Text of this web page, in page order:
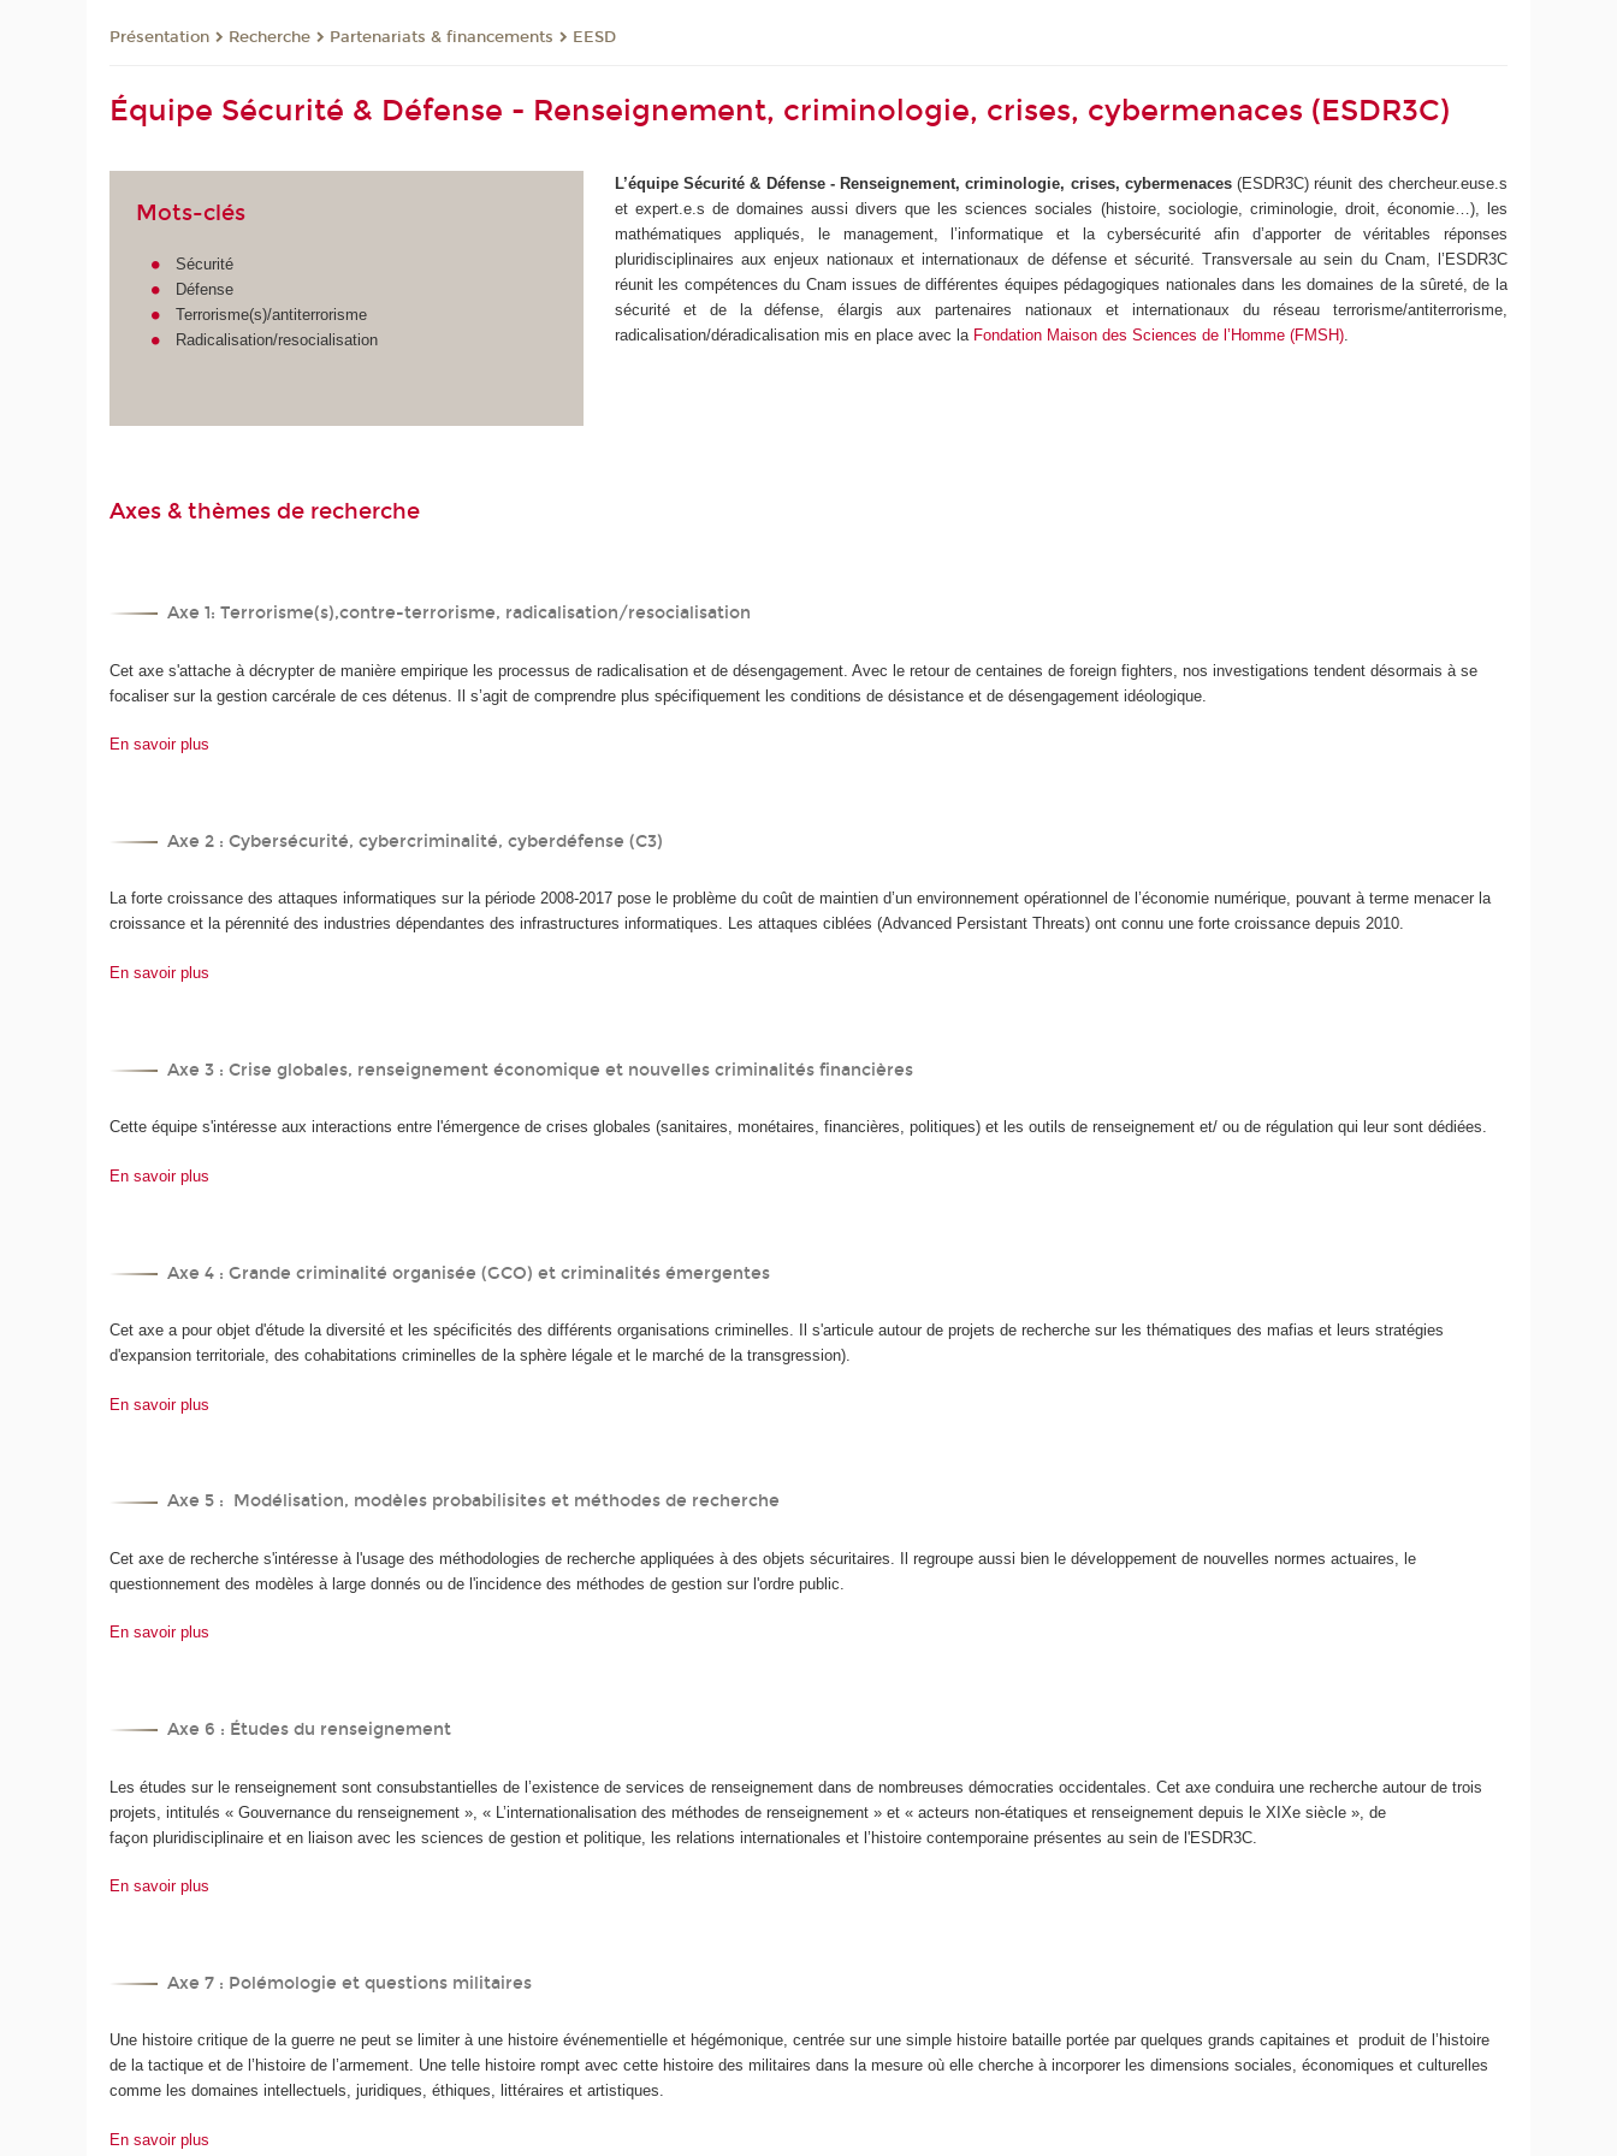
Présentation Recherche Partenariats & financements EESD
Équipe Sécurité & Défense - Renseignement, criminologie, crises, cybermenaces (ESDR3C)
Mots-clés
Sécurité
Défense
Terrorisme(s)/antiterrorisme
Radicalisation/resocialisation
L’équipe Sécurité & Défense - Renseignement, criminologie, crises, cybermenaces(ESDR3C) réunit des chercheur.euse.s
et expert.e.s de domaines aussi divers que les sciences sociales (histoire, sociologie, criminologie, droit, économie…), les
mathématiques appliqués, le management, l’informatique et la cybersécurité afin d’apporter de véritables réponses
pluridisciplinaires aux enjeux nationaux et internationaux de défense et sécurité. Transversale au sein du Cnam, l’ESDR3C
réunit les compétences du Cnam issues de différentes équipes pédagogiques nationales dans les domaines de la sûreté, de la
sécurité et de la défense, élargis aux partenaires nationaux et internationaux du réseau terrorisme/antiterrorisme,
radicalisation/déradicalisation mis en place avec la Fondation Maison des Sciences de l’Homme (FMSH).
Axes & thèmes de recherche
Axe 1: Terrorisme(s),contre-terrorisme, radicalisation/resocialisation
Cet axe s'attache à décrypter de manière empirique les processus de radicalisation et de désengagement. Avec le retour de centaines de foreign fighters, nos investigations tendent désormais à se
focaliser sur la gestion carcérale de ces détenus. Il s’agit de comprendre plus spécifiquement les conditions de désistance et de désengagement idéologique.
En savoir plus
Axe 2 : Cybersécurité, cybercriminalité, cyberdéfense (C3)
La forte croissance des attaques informatiques sur la période 2008-2017 pose le problème du coût de maintien d’un environnement opérationnel de l’économie numérique, pouvant à terme menacer la
croissance et la pérennité des industries dépendantes des infrastructures informatiques. Les attaques ciblées (Advanced Persistant Threats) ont connu une forte croissance depuis 2010.
En savoir plus
Axe 3 : Crise globales, renseignement économique et nouvelles criminalités financières
Cette équipe s'intéresse aux interactions entre l'émergence de crises globales (sanitaires, monétaires, financières, politiques) et les outils de renseignement et/ ou de régulation qui leur sont dédiées.
En savoir plus
Axe 4 : Grande criminalité organisée (GCO) et criminalités émergentes
Cet axe a pour objet d'étude la diversité et les spécificités des différents organisations criminelles. Il s'articule autour de projets de recherche sur les thématiques des mafias et leurs stratégies
d'expansion territoriale, des cohabitations criminelles de la sphère légale et le marché de la transgression).
En savoir plus
Axe 5 : Modélisation, modèles probabilisites et méthodes de recherche
Cet axe de recherche s'intéresse à l'usage des méthodologies de recherche appliquées à des objets sécuritaires. Il regroupe aussi bien le développement de nouvelles normes actuaires, le
questionnement des modèles à large donnés ou de l'incidence des méthodes de gestion sur l'ordre public.
En savoir plus
Axe 6 : Études du renseignement
Les études sur le renseignement sont consubstantielles de l’existence de services de renseignement dans de nombreuses démocraties occidentales. Cet axe conduira une recherche autour de trois
projets, intitulés « Gouvernance du renseignement », « L’internationalisation des méthodes de renseignement » et « acteurs non-étatiques et renseignement depuis le XIXe siècle », de
façon pluridisciplinaire et en liaison avec les sciences de gestion et politique, les relations internationales et l’histoire contemporaine présentes au sein de l'ESDR3C.
En savoir plus
Axe 7 : Polémologie et questions militaires
Une histoire critique de la guerre ne peut se limiter à une histoire événementielle et hégémonique, centrée sur une simple histoire bataille portée par quelques grands capitaines et produit de l’histoire
de la tactique et de l’histoire de l’armement. Une telle histoire rompt avec cette histoire des militaires dans la mesure où elle cherche à incorporer les dimensions sociales, économiques et culturelles
comme les domaines intellectuels, juridiques, éthiques, littéraires et artistiques.
En savoir plus